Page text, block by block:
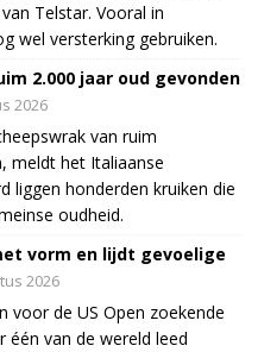
Telstar. Vooral in
wel versterking gebruiken.
2.000 jaar oud gevonden
2026
van ruim
meldt het Italiaanse
liggen honderden kruiken die
oudheid.
vorm en lijdt gevoelige
2026
voor de US Open zoekende
van de wereld leed